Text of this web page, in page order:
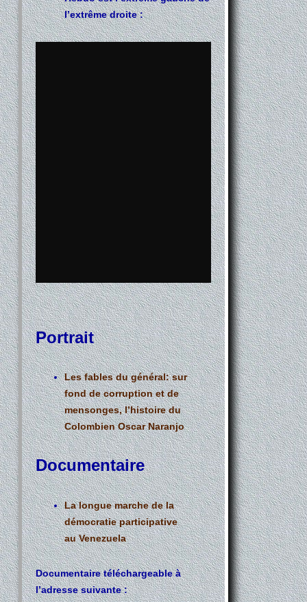
l’extrême droite :
Portrait
Les fables du général: sur
fond de corruption et de
mensonges, l’histoire du
Colombien Oscar Naranjo
Documentaire
La longue marche de la
démocratie participative
au Venezuela
Documentaire téléchargeable à
l’adresse suivante :